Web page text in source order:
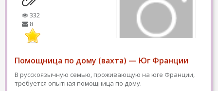
332
8
Помощница по дому (вахта) — Юг Франции
В русскоязычную семью, проживающую на юге Франции,
требуется опытная помощница по дому.